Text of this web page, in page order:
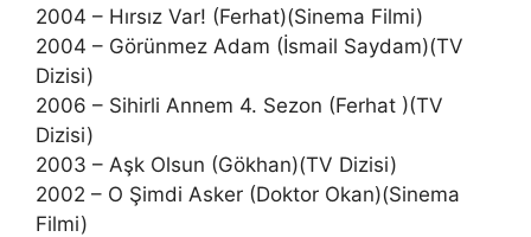
2004 – Hırsız Var! (Ferhat)(Sinema Filmi)
2004 – Görünmez Adam (İsmail Saydam)(TV
Dizisi)
2006 – Sihirli Annem 4. Sezon (Ferhat )(TV
Dizisi)
2003 – Aşk Olsun (Gökhan)(TV Dizisi)
2002 – O Şimdi Asker (Doktor Okan)(Sinema
Filmi)